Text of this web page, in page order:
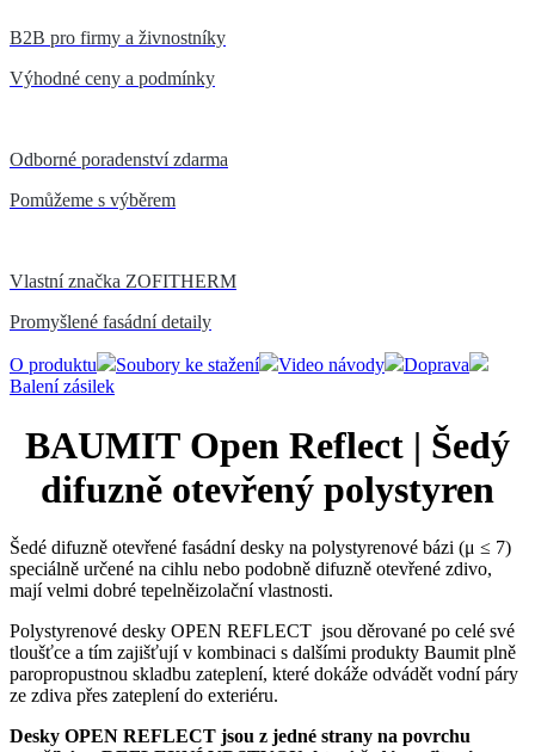
B2B pro firmy a živnostníky
Výhodné ceny a podmínky
Odborné poradenství zdarma
Pomůžeme s výběrem
Vlastní značka ZOFITHERM
Promyšlené fasádní detaily
O produktu Soubory ke stažení Video návody
Doprava
Balení zásilek
BAUMIT Open Reflect | Šedý
difuzně otevřený polystyren
Šedé difuzně otevřené fasádní desky na polystyrenové bázi (μ ≤ 7)
speciálně určené na cihlu nebo podobně difuzně otevřené zdivo,
mají velmi dobré tepelněizolační vlastnosti.
Polystyrenové desky OPEN REFLECT jsou děrované po celé své
tloušťce a tím zajišťují v kombinaci s dalšími produkty Baumit plně
paropropustnou skladbu zateplení, které dokáže odvádět vodní páry
ze zdiva přes zateplení do exteriéru.
Desky OPEN REFLECT jsou z jedné strany na povrchu